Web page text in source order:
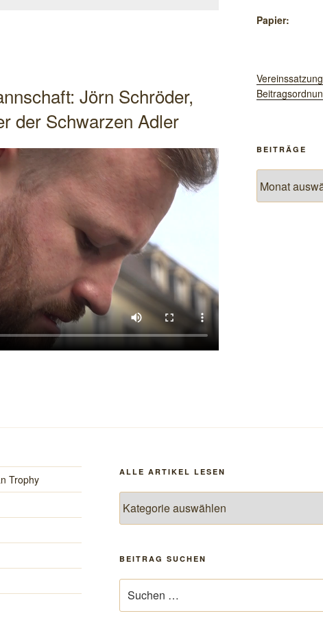
Jörn Schröder,
der Schwarzen Adler
Papier:
Vereinssatzung
BEITRÄGE
Trophy
ALLE ARTIKEL LESEN
Artikel
lesen
BEITRAG SUCHEN
nach: